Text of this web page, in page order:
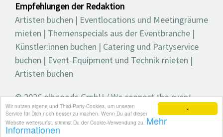
×
Wir nutzen eigene und Third-Party-Cookies, um unseren
Service für Dich noch besser zu machen. Wenn Du auf dieser
Website weitersurfst, stimmst Du der Cookie-Verwendung zu. Mehr
Informationen
Empfehlungen der Redaktion
Artisten buchen | Eventlocations und Meetingräume
mieten | Themenspecials aus der Eventbranche |
Künstler:innen buchen | Catering und Partyservice
buchen | Event-Equipment und Technik mieten |
Artisten buchen
© 2026 elbgoods GmbH / We connect the event
industry / Medienvielfalt für die Eventplanung /
Eventbranchenbuch, Blog, Magazin und mehr